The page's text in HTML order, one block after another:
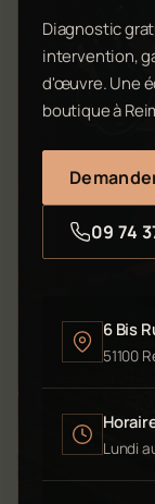
Diagnostic
intervention,
d'œuvre. Une
boutique à
09 74
6 Bis
51100
Lundi